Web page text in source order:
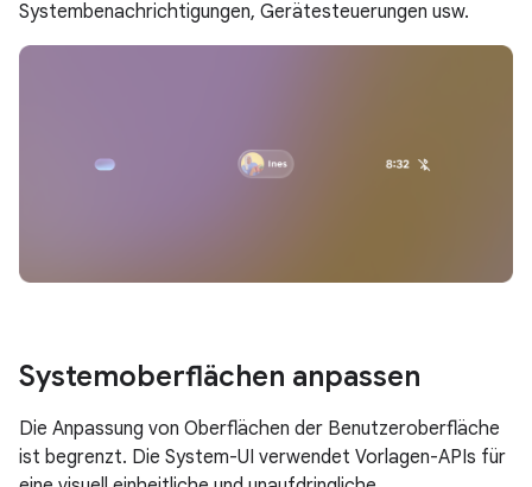
Systembenachrichtigungen, Gerätesteuerungen usw.
Systemoberflächen anpassen
Die Anpassung von Oberflächen der Benutzeroberfläche
ist begrenzt. Die System-UI verwendet Vorlagen-APIs für